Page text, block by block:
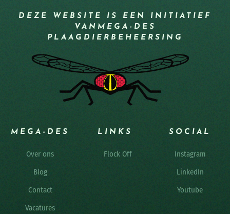
DEZE WEBSITE IS EEN INITIATIEF
VAN MEGA-DES
PLAAGDIERBEHEERSING
MEGA-DES
Over ons
Blog
Contact
Vacatures
LINKS
Flock Off
SOCIAL
Instagram
LinkedIn
Youtube